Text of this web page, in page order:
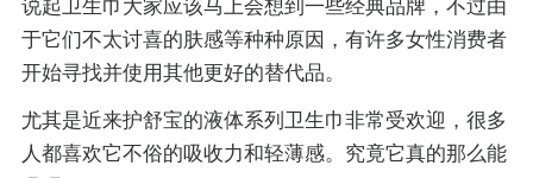
说起卫生巾大家应该马上会想到一些经典品牌，不过由
于它们不太讨喜的肤感等种种原因，有许多女性消费者
开始寻找并使用其他更好的替代品。
尤其是近来护舒宝的液体系列卫生巾非常受欢迎，很多
人都喜欢它不俗的吸收力和轻薄感。究竟它真的那么能